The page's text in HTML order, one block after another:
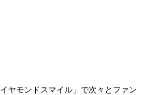
ヤモンドスマイル」で次々とファン